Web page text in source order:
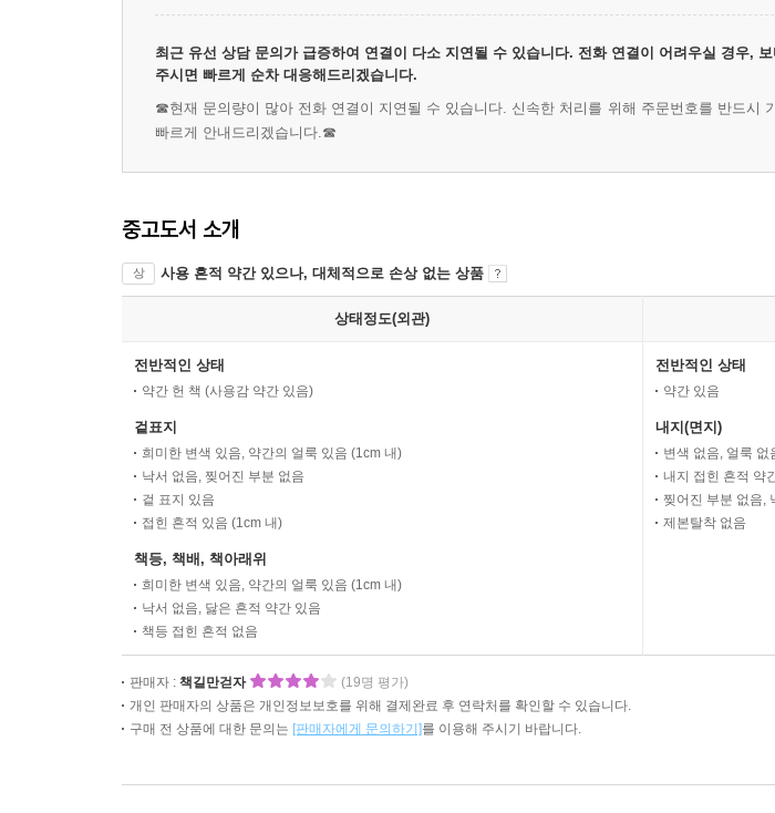
최근 유선 상담 문의가 급증하여 연결이 다소 지연될 수 있습니다. 전화 연결이 어려우실 경우,
주시면 빠르게 순차 대응해드리겠습니다.
☎현재 문의량이 많아 전화 연결이 지연될 수 있습니다. 신속한 처리를 위해 주문번호를 반드시
빠르게 안내드리겠습니다.☎
중고도서 소개
상 사용 흔적 약간 있으나, 대체적으로 손상 없는 상품
상태정도(외관)
전반적인 상태
약간 헌 책 (사용감 약간 있음)
겉표지
희미한 변색 있음, 약간의 얼룩 있음 (1cm 내)
낙서 없음, 찢어진 부분 없음
겉 표지 있음
접힌 흔적 있음 (1cm 내)
책등, 책배, 책아래위
희미한 변색 있음, 약간의 얼룩 있음 (1cm 내)
낙서 없음, 닳은 흔적 약간 있음
책등 접힌 흔적 없음
전반적인 상태
약간 있음
내지(면지)
변색 없음, 얼룩 없
내지 접힌 흔적 약
찢어진 부분 없음,
제본탈착 없음
판매자 : 책길만걷자
(19명 평가)
개인 판매자의 상품은 개인정보보호를 위해 결제완료 후 연락처를 확인할 수 있습니다.
구매 전 상품에 대한 문의는 [판매자에게 문의하기]를 이용해 주시기 바랍니다.